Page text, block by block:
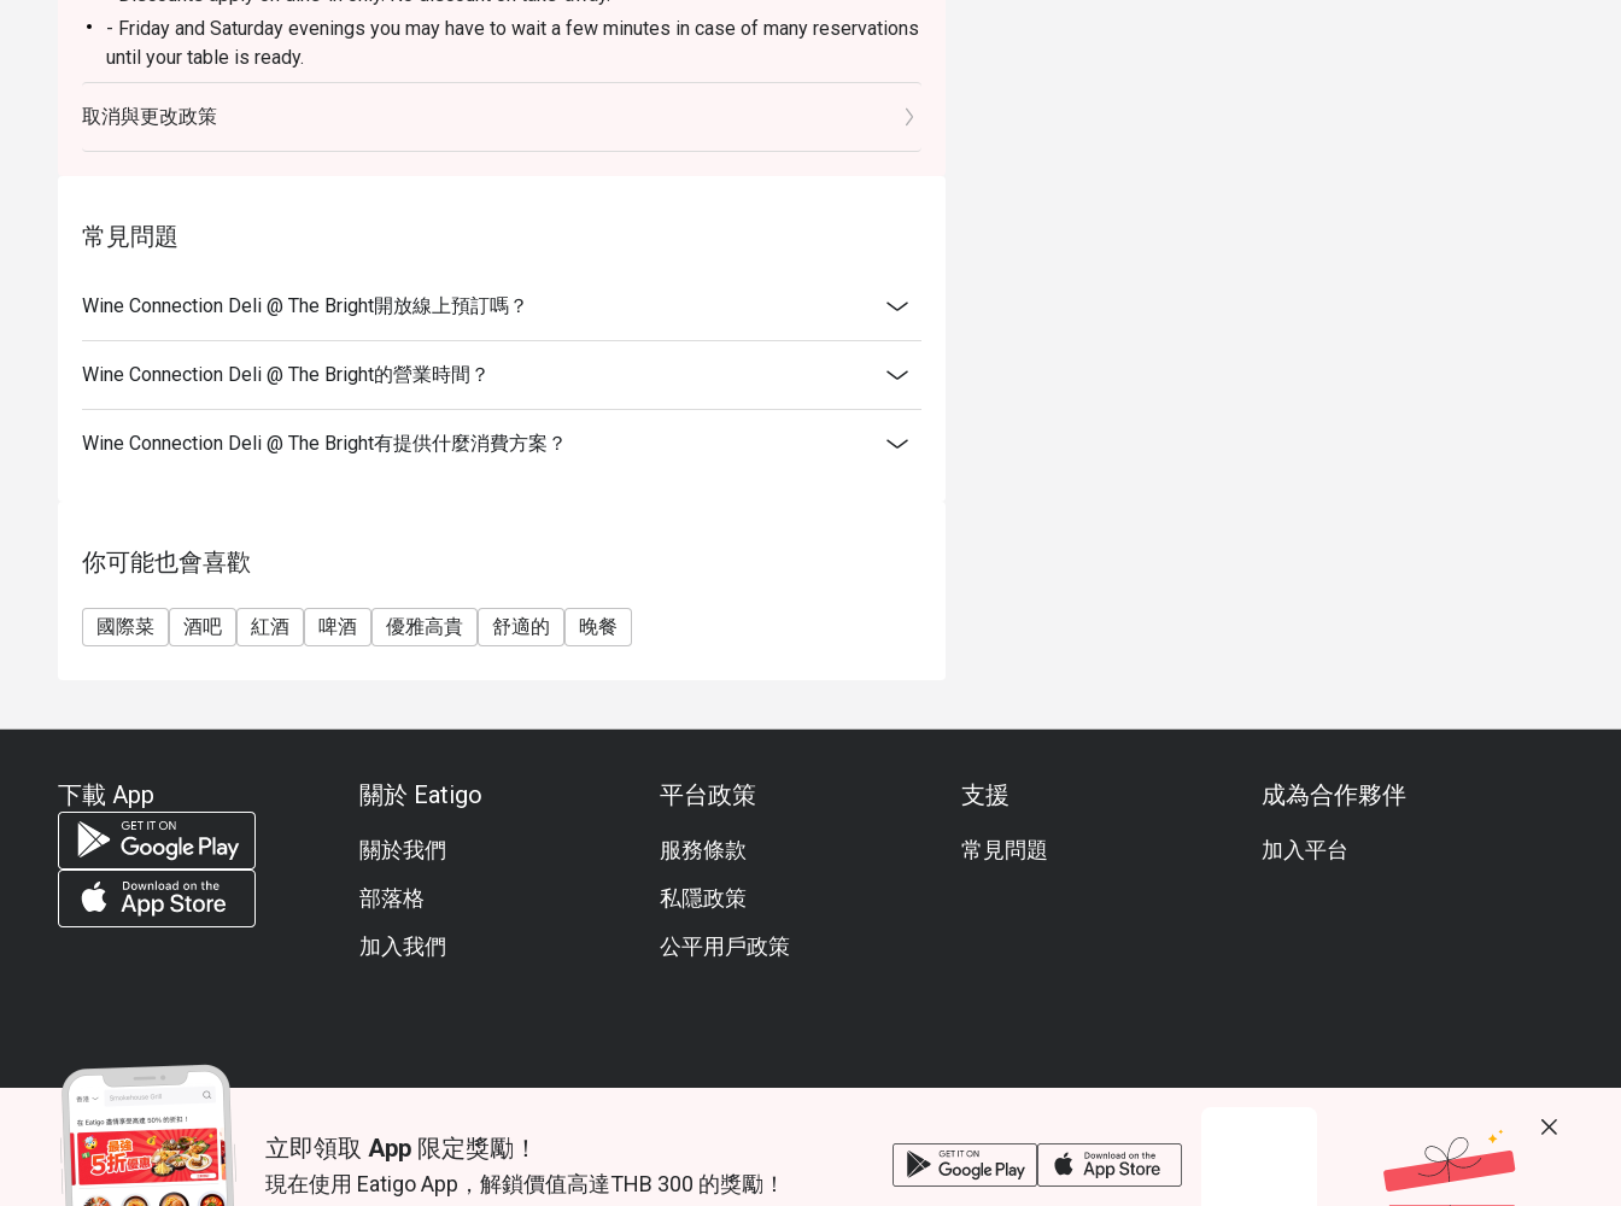
- Friday and Saturday evenings you may have to wait a few minutes in case of many reservations
until your table is ready.
- Promotion does not apply to any other in house promotions such as lunch set, coffee & dessert
set or limited time offers and all prices shown in menu include 7% VAT & are exclusive to 10%
Service Charge.
Service Charge.
取消與更改政策
常見問題
Wine Connection Deli @ The Bright開放線上預訂嗎？
Wine Connection Deli @ The Bright的營業時間？
Wine Connection Deli @ The Bright有提供什麼消費方案？
你可能也會喜歡
國際菜 酒吧 紅酒 啤酒 優雅高貴 舒適的 晚餐
下載 App 關於 Eatigo
關於我們
部落格
加入我們
平台政策
服務條款
私隱政策
公平用戶政策
支援
常見問題
成為合作夥伴
加入平台
© 2026 Zoek. All rights reserved.
立即領取 App 限定獎勵！
現在使用 Eatigo App，解鎖價值高達THB 300 的獎勵！